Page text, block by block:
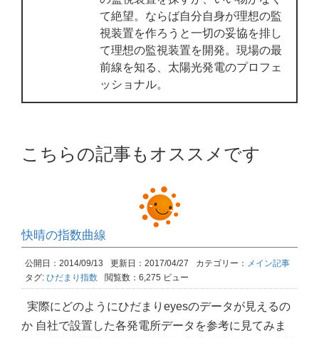
て絶望。ならば自分自身が理想の監
視装置を作ろうと一切の妥協を排し
て理想の監視装置を開発。現場の最
前線を知る、太陽光発電のプロフェ
ッショナル。
こちらの記事もオススメです
快晴の指数曲線
公開日：2014/09/13 更新日：2017/04/27 カテゴリー： メイン記事
タグ: ひだまり指数 閲覧数：6,275 ビュー
実際にどのようにひだまりeyesのデータが見えるの
か 自社で設置した各発電所データを参考に見てみま